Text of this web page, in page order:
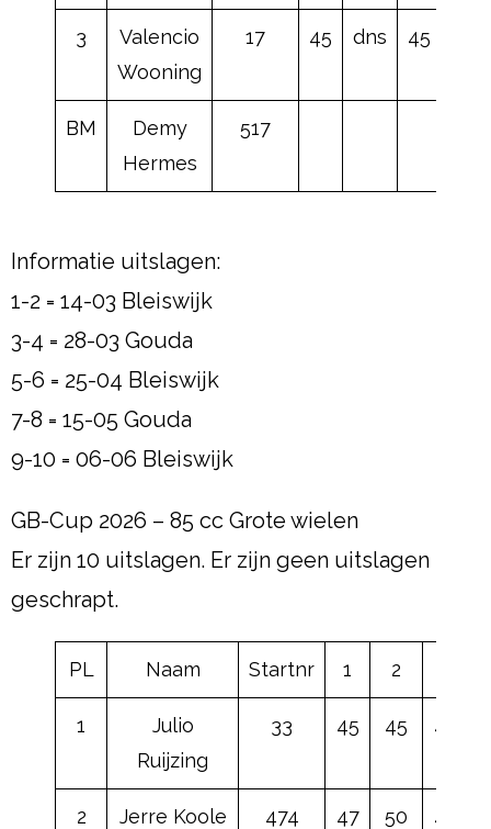
3
Valencio
Wooning
17 45 dns 45
BM
Demy
Hermes
517
Informatie uitslagen:
1-2 = 14-03 Bleiswijk
3-4 = 28-03 Gouda
5-6 = 25-04 Bleiswijk
7-8 = 15-05 Gouda
9-10 = 06-06 Bleiswijk
GB-Cup 2026 – 85 cc Grote wielen
Er zijn 10 uitslagen. Er zijn geen uitslagen
geschrapt.
PL Naam Startnr 1 2
1
Julio
Ruijzing
33 45 45 45
2 Jerre Koole 474 47 50 43